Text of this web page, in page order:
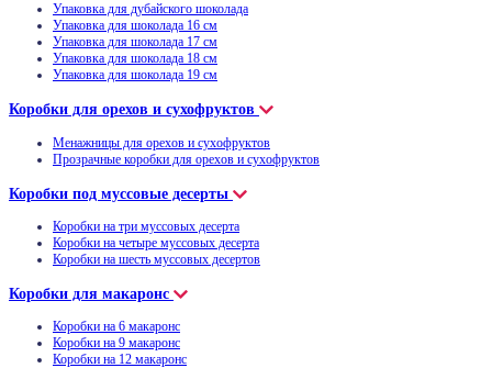
Упаковка для дубайского шоколада
Упаковка для шоколада 16 см
Упаковка для шоколада 17 см
Упаковка для шоколада 18 см
Упаковка для шоколада 19 см
Коробки для орехов и сухофруктов
Менажницы для орехов и сухофруктов
Прозрачные коробки для орехов и сухофруктов
Коробки под муссовые десерты
Коробки на три муссовых десерта
Коробки на четыре муссовых десерта
Коробки на шесть муссовых десертов
Коробки для макаронс
Коробки на 6 макаронс
Коробки на 9 макаронс
Коробки на 12 макаронс